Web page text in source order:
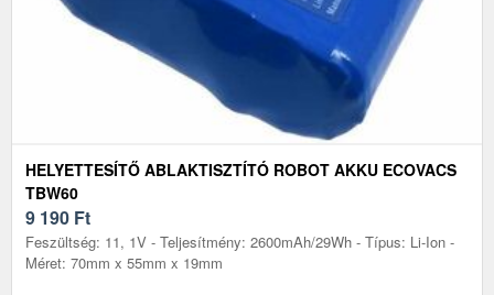
HELYETTESÍTŐ ABLAKTISZTÍTÓ ROBOT AKKU ECOVACS
TBW60
9 190 Ft
Feszültség: 11, 1V - Teljesítmény: 2600mAh/29Wh - Típus: Li-Ion -
Méret: 70mm x 55mm x 19mm